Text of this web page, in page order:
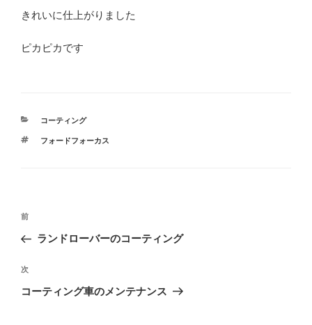
きれいに仕上がりました
ピカピカです
カ
ゴ
コーティング
タ
フォードフォーカス
投
ナ
ビ
ゲ
前
の
稿
前
ランドローバーのコーティング
次
の
次
コーティング車のメンテナンス